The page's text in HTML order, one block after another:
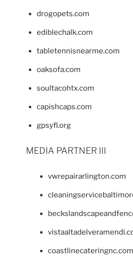
drogopets.com
ediblechalk.com
tabletennisnearme.com
oaksofa.com
soultacohtx.com
capishcaps.com
gpsyfl.org
MEDIA PARTNER III
vwrepairarlington.com
coastlinecateringnc.com